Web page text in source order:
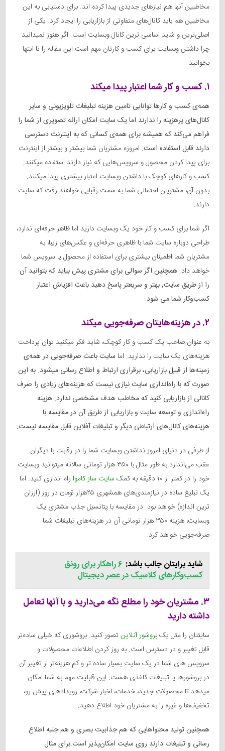
مخاطبین آنها هم نیازهای جدیدی پیدا کرده اند. برای دستیابی به این
مخاطبین هم باید کانال‌های متفاوتی از بازاریابی را ایجاد کرد. یکی از
اصلی‌ترین و شاید اساسی ترین کانال وبسایت است. اگر هنوز نمیدانید
چرا داشتن وبسایت برای کسب و کارتان مهم است این مقاله را تا انتها
بخوانید.
۱. کسب و کار شما اعتبار پیدا میکند
همه‌ی کسب و کارها توانایی تامین هزینه تبلیغات تلویزیونی و سایر
کانال‌های پرهزینه را ندارند اما یک سایت امکان ارائه تصویری از شما را
فراهم می‌کند که همیشه برای همه‌ی کسانی که به اینترنت دسترسی
دارند قابل استفاده است. امروزه مشتریان شما بیشتر و بیشتر از اینترنت
برای پیدا کردن محصول و سرویس‌هایی که نیاز دارند استفاده میکنند.
کسب و کارهای کوچک با داشتن وبسایت اعتبار بیشتری پیدا میکنند.
بدون آن، مشتریان احتمالی شما به سمت رقبایی خواهند رفت که سایت
دارند.
اگر شما برای کسب و کار خود یک وبسایت دارید اما ظاهر حرفه‌ای ندارد،
طراحی دوباره سایت شما با ظاهری حرفه‌ای و عکس‌های زیبا، به
مشتریان شما اطمینان بیشتری برای استفاده از محصول یا سرویس شما
خواهد داد.همچنین اگر سوالی برای مشتری پیش بیاید که بتوانید آن
را از طریق سایت٬ بهتر و سریعتر پاسخ دهید باعث افزیاش اعتبار
کسب‌و‌کار شما می شود.
۲. در هزینه‌هایتان صرفه‌جویی میکند
به عنوان صاحب یک کسب و کار کوچک، شاید فکر میکنید توان پرداخت
هزینه‌های یک سایت را ندارید. اما سایت باعث صرفه‌جویی در همه‌ی
زمینه‌ها از قبیل بازاریابی، برقراری ارتباط و اطلاع رسانی میشود. به این
صورت که با راه‌اندازی سایت نیازی نیست که هزینه‌های زیادی را صرف
کانالی از بازاریابی کنید که مخاطب هدف مشخصی ندارد. هزینه
راه‌اندازی و توسعه سایت و بازاریابی از طریق آن در مقایسه با
هزینه‌های کانال‌های ارتباطی دیگر و تبلیغات آفلاین قابل مقایسه نیست.
از طرفی در دنیای امروز نداشتن وبسایت شما را در رقابت با دیگران
عقب می‌اندازد.به طور مثال با ۳۵۰ هزار تومانی سالانه میتوانید وبسایت
خود را در کمتر از ۱۰ دقیقه به کمک
سایت ساز کاموا راه اندازی کنید. اما
یک تبلیغ ساده در نیازمندی‌های همشهری ۲۵هزار تومان در روز (ارزان
ترین اندازه) خواهد بود. در مقایسه با پتانسیل جذب مشتری یک
وبسایت، هزینه ۳۵۰ هزار تومانی آن در هزینه‌های تبلیغات شما
صرفه‌جویی خواهد کرد.
شاید برایتان جالب باشد:
۶ راهکار برای رونق
کسب‌و‌کارهای کلاسیک در عصر دیجیتال
۳. مشتریان خود را مطلع نگه می‌دارید و با آنها تعامل
داشته دارید
سایتتان را مثل یکبروشور آنلاینتصور کنید. بروشوری که خیلی ساده‌تر
قابل تغییر و در دسترس است. به روز کردن اطلاعات محصولات و
سرویس های شما در یک سایت بسیار ساده تر و کم هزینه‌تر از تغییر آن
در بروشورها یا تبلیغات کاغذی هست. این قابلیت مهم به شما امکان
میدهد تا محصولات جدید، خدمات، اخبار شرکت، رویدادهای پیش رو،
تخفیف‌ها و غیره را به مشتریان خود اطلاع دهید.
همچنین تولید محتواهایی که هم جذابیت بصری و هم جنبه اطلاع
رسانی و تبلیغات دارند روی سایت امکان‌پذیر است.برای مثال